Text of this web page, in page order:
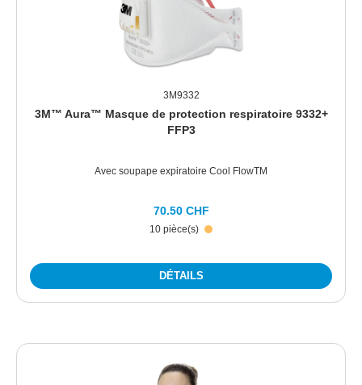
3M9332
3M™ Aura™ Masque de protection respiratoire 9332+
FFP3
Avec soupape expiratoire Cool FlowTM
10 pièce(s)
70.50 CHF
DÉTAILS